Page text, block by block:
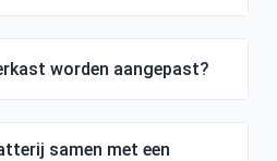
worden aangepast?
samen met een